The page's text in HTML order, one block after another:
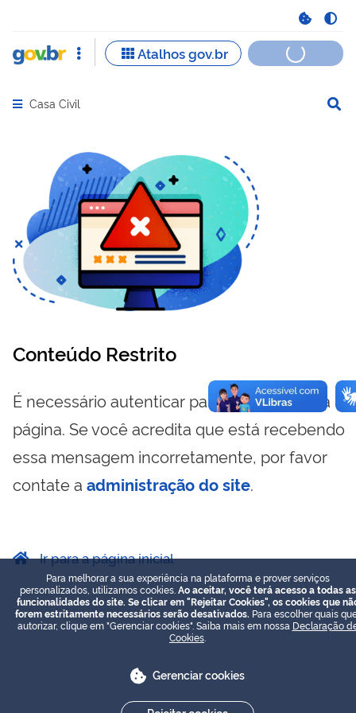
Abrir menu principal de navegação
Casa Civil
Conteúdo Restrito
É necessário autenticar para visualizar essa
página. Se você acredita que está recebendo
essa mensagem incorretamente, por favor
contate a administração do site.
Ir para a página inicial
Para melhorar a sua experiência na plataforma e prover serviços
personalizados, utilizamos cookies. Ao aceitar, você terá acesso a todas as
funcionalidades do site. Se clicar em "Rejeitar Cookies", os cookies que
forem estritamente necessários serão desativados. Para escolher quais
autorizar, clique em "Gerenciar cookies". Saiba mais em nossa Declaração
Cookies
Gerenciar cookies